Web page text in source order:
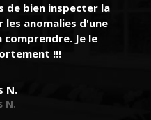
de bien inspecter la
anomalies d'une
Je le
!!!
N.
N.